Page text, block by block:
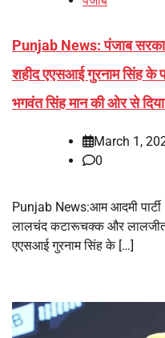
Punjab News: पंजाब
शहीद एएसआई गुरनाम सिंह के
भगवंत सिंह मान की ओर से दिया
March 1,
0
Punjab News:आम आदमी
लालचंद कटारूचक्क और लालजीत
एएसआई गुरनाम सिंह के […]